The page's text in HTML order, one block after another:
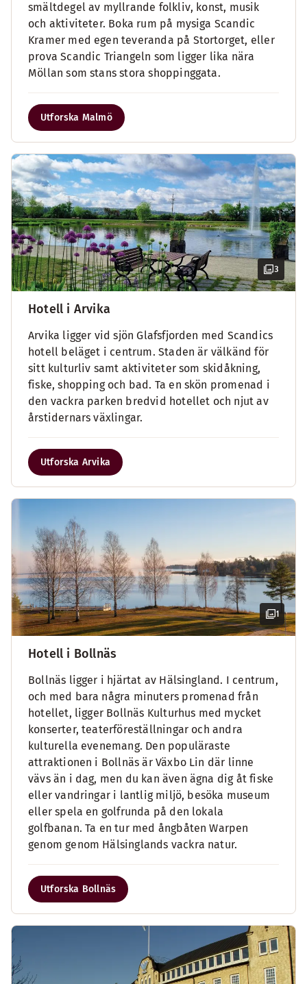
smältdegel av myllrande folkliv, konst, musik
och aktiviteter. Boka rum på mysiga Scandic
Kramer med egen teveranda på Stortorget, eller
prova Scandic Triangeln som ligger lika nära
Möllan som stans stora shoppinggata.
Utforska Malmö
3
Hotell i Arvika
Arvika ligger vid sjön Glafsfjorden med Scandics
hotell beläget i centrum. Staden är välkänd för
sitt kulturliv samt aktiviteter som skidåkning,
fiske, shopping och bad. Ta en skön promenad i
den vackra parken bredvid hotellet och njut av
årstidernars växlingar.
Utforska Arvika
1
Hotell i Bollnäs
Bollnäs ligger i hjärtat av Hälsingland. I centrum,
och med bara några minuters promenad från
hotellet, ligger Bollnäs Kulturhus med mycket
konserter, teaterföreställningar och andra
kulturella evenemang. Den populäraste
attraktionen i Bollnäs är Växbo Lin där linne
vävs än i dag, men du kan även ägna dig åt fiske
eller vandringar i lantlig miljö, besöka museum
eller spela en golfrunda på den lokala
golfbanan. Ta en tur med ångbåten Warpen
genom genom Hälsinglands vackra natur.
Utforska Bollnäs